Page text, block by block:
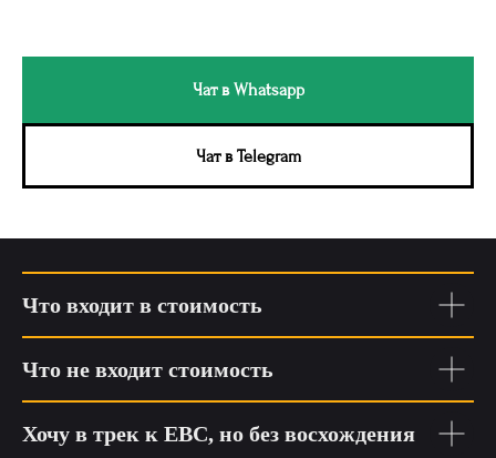
Чат в Whatsapp
Чат в Telegram
Что входит в стоимость
Что не входит стоимость
Хочу в трек к EBC, но без восхождения